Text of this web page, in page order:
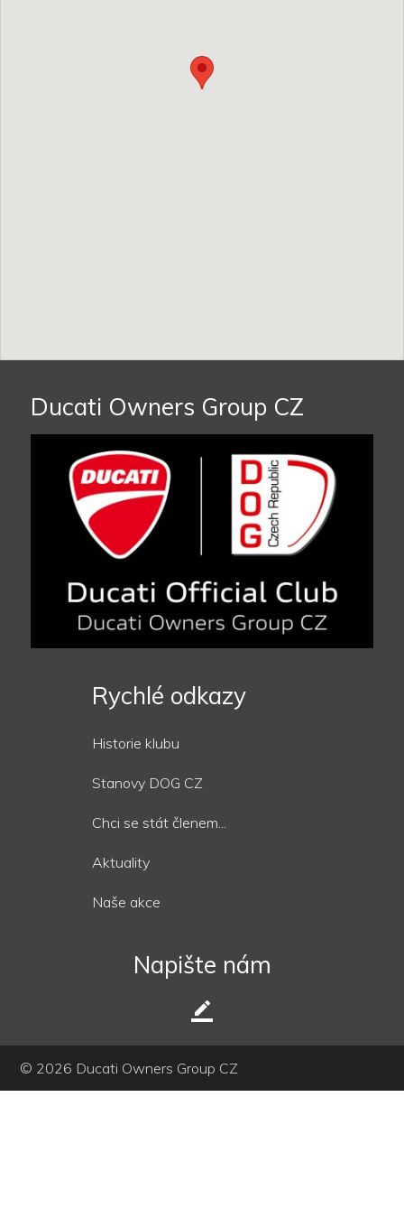
Ducati Owners Group CZ
Rychlé odkazy
Historie klubu
Stanovy DOG CZ
Chci se stát členem...
Aktuality
Naše akce
Napište nám
border_color
© 2026 Ducati Owners Group CZ